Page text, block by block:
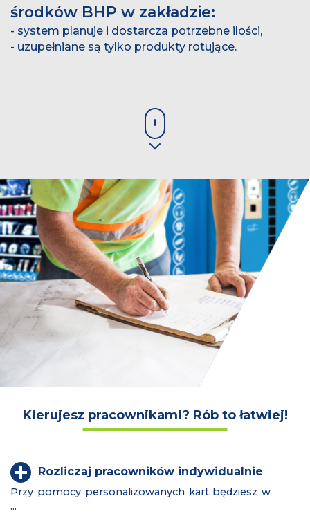
środków BHP w zakładzie:
system planuje i dostarcza potrzebne ilości,
uzupełniane są tylko produkty rotujące.
Kierujesz pracownikami? Rób to łatwiej!
Rozliczaj pracowników indywidualnie
Przy pomocy personalizowanych kart będziesz w
...